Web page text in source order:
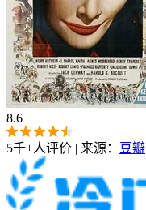
8.6
5千+人评价 | 来源： 豆瓣